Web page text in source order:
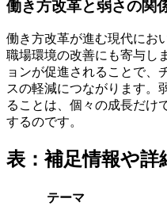
働き方改革と弱さの関
働き方改革が進む現代にお
職場環境の改善にも寄与し
ョンが促進されることで、
スの軽減につながります。
ることは、個々の成長だけ
するのです。
表：補足情報や詳
テーマ